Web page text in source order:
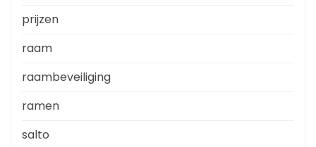
prijzen
raam
raambeveiliging
ramen
salto